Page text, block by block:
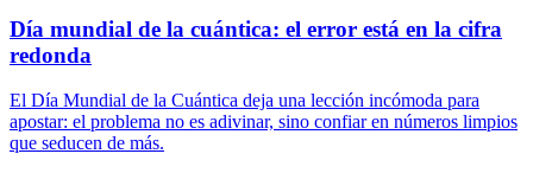
Día mundial de la cuántica: el error está en la cifra
redonda
El Día Mundial de la Cuántica deja una lección incómoda para
apostar: el problema no es adivinar, sino confiar en números limpios
que seducen de más.